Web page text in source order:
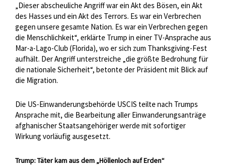
„Dieser abscheuliche Angriff war ein Akt des Bösen, ein Akt
des Hasses und ein Akt des Terrors. Es war ein Verbrechen
gegen unsere gesamte Nation. Es war ein Verbrechen gegen
die Menschlichkeit“, erklärte Trump in einer TV-Ansprache aus
Mar-a-Lago-Club (Florida), wo er sich zum Thanksgiving-Fest
aufhält. Der Angriff unterstreiche „die größte Bedrohung für
die nationale Sicherheit“, betonte der Präsident mit Blick auf
die Migration.
Die US-Einwanderungsbehörde USCIS teilte nach Trumps
Ansprache mit, die Bearbeitung aller Einwanderungsanträge
afghanischer Staatsangehöriger werde mit sofortiger
Wirkung vorläufig ausgesetzt.
Trump: Täter kam aus dem „Höllenloch auf Erden“